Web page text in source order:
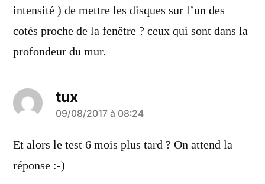
intensité ) de mettre les disques sur l’un des
cotés proche de la fenêtre ? ceux qui sont dans la
profondeur du mur.
tux
a
dit :
09/08/2017 à 08:24
Et alors le test 6 mois plus tard ? On attend la
réponse :-)